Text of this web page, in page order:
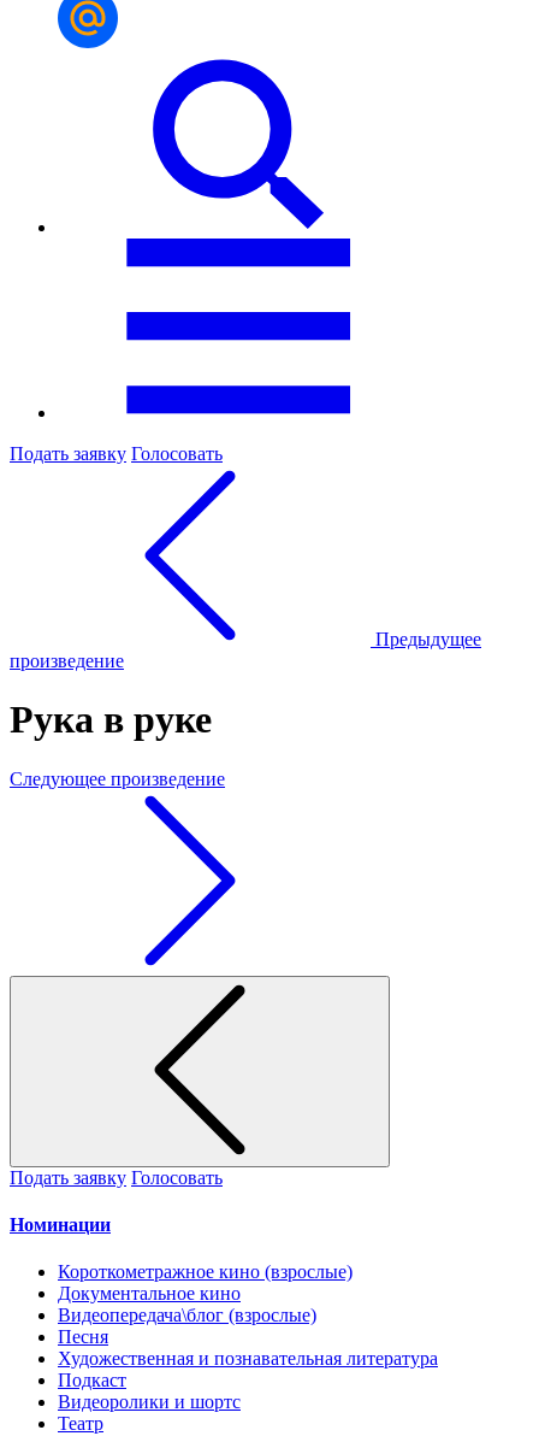
Подать заявку Голосовать
Предыдущее
произведение
Рука в руке
Следующее произведение
Подать заявку Голосовать
Номинации
Короткометражное кино (взрослые)
Документальное кино
Видеопередача\блог (взрослые)
Песня
Художественная и познавательная литература
Подкаст
Видеоролики и шортс
Театр